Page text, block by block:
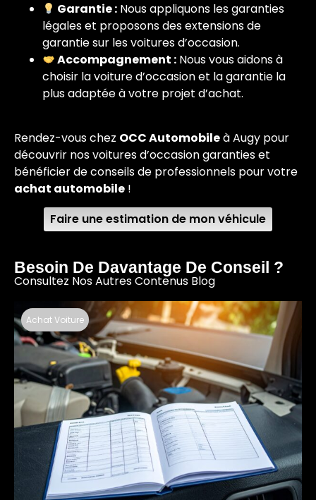
Garantie : Nous appliquons les garanties
légales et proposons des extensions de
garantie sur les voitures d’occasion.
Accompagnement : Nous vous aidons à
choisir la voiture d’occasion et la garantie la
plus adaptée à votre projet d’achat.
Rendez-vous chez OCC Automobileà Augy pour
découvrir nos voitures d’occasion garanties et
bénéficier de conseils de professionnels pour votre
achat automobile !
Faire une estimation de mon véhicule
Besoin De Davantage De Conseil ?
Consultez Nos Autres Contenus Blog
Achat Voiture